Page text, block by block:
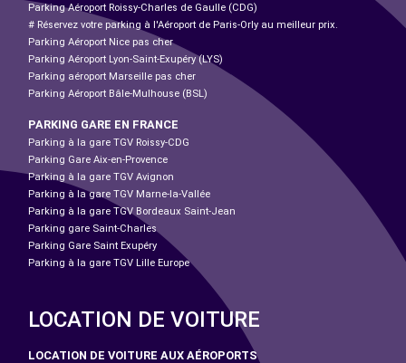
Parking Aéroport Roissy-Charles de Gaulle (CDG)
# Réservez votre parking à l'Aéroport de Paris-Orly au meilleur prix.
Parking Aéroport Nice pas cher
Parking Aéroport Lyon-Saint-Exupéry (LYS)
Parking aéroport Marseille pas cher
Parking Aéroport Bâle-Mulhouse (BSL)
PARKING GARE EN FRANCE
Parking à la gare TGV Roissy-CDG
Parking Gare Aix-en-Provence
Parking à la gare TGV Avignon
Parking à la gare TGV Marne-la-Vallée
Parking à la gare TGV Bordeaux Saint-Jean
Parking gare Saint-Charles
Parking Gare Saint Exupéry
Parking à la gare TGV Lille Europe
LOCATION DE VOITURE
LOCATION DE VOITURE AUX AÉROPORTS